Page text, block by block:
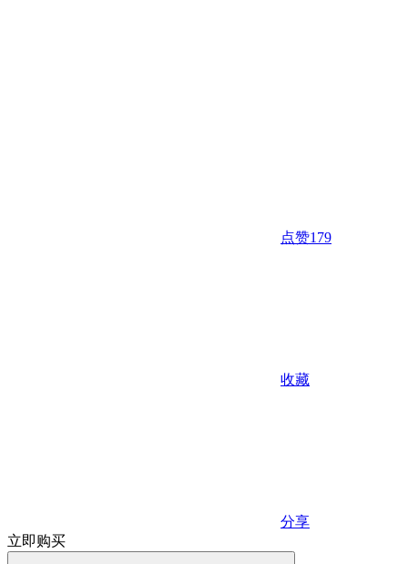
点赞179
收藏
分享
立即购买